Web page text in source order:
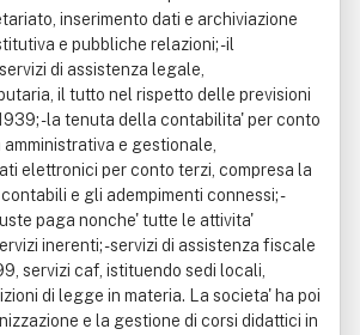
inserimento dati e archiviazione
e pubbliche relazioni; - il
di assistenza legale,
il tutto nel rispetto delle previsioni
- la tenuta della contabilita' per conto
e gestionale,
elettronici per conto terzi, compresa la
e gli adempimenti connessi; -
paga nonche' tutte le attivita'
inerenti; - servizi di assistenza fiscale
servizi caf, istituendo sedi locali,
di legge in materia. La societa' ha poi
e la gestione di corsi didattici in